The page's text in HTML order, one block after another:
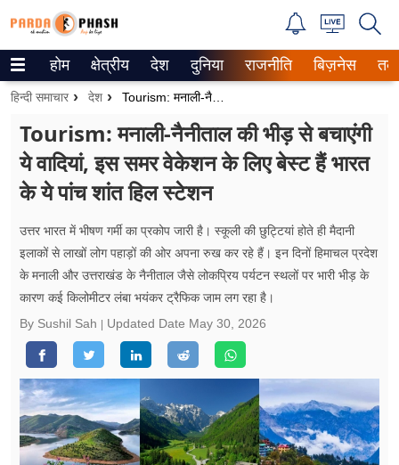
Trending on Google News
वेब स्टोरीज
उत्तर प्रदेश
गैलरी
वीडियो
रिलेशनशिप
जीवन मंत्रा
फूड
सेहत
होम क्षेत्रीय देश दुनिया राजनीति बिज़नेस
हिन्दी समाचार देश
Tourism: मनाली-नैनीताल की भीड़ से बचाएंगी
ये वादियां, इस समर वेकेशन के लिए बेस्ट हैं भारत
के ये पांच शांत हिल स्टेशन
उत्तर भारत में भीषण गर्मी का प्रकोप जारी है। स्कूली की छुट्टियां होते ही मैदानी
इलाकों से लाखों लोग पहाड़ों की ओर अपना रुख कर रहे हैं। इन दिनों हिमाचल प्रदेश
के मनाली और उत्तराखंड के नैनीताल जैसे लोकप्रिय पर्यटन स्थलों पर भारी भीड़ के
कारण कई किलोमीटर लंबा भयंकर ट्रैफिक जाम लग रहा है।
By Sushil Sah
Updated Date May 30, 2026